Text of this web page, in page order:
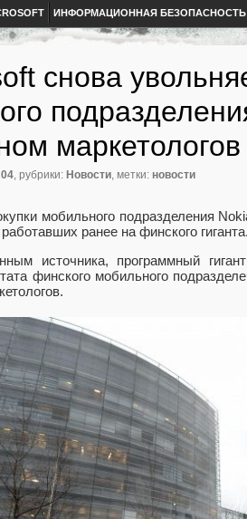
ИНФОРМАЦИОННАЯ БЕЗОПАСНОСТЬ
снова
маркетологов
, рубрики: Новости, метки: новости
мобильного подразделения
ранее на финского гиганта.
источника, программный
финского мобильного